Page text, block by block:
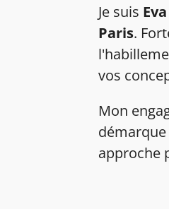
Je suis
Paris.
vos
Mon
approche